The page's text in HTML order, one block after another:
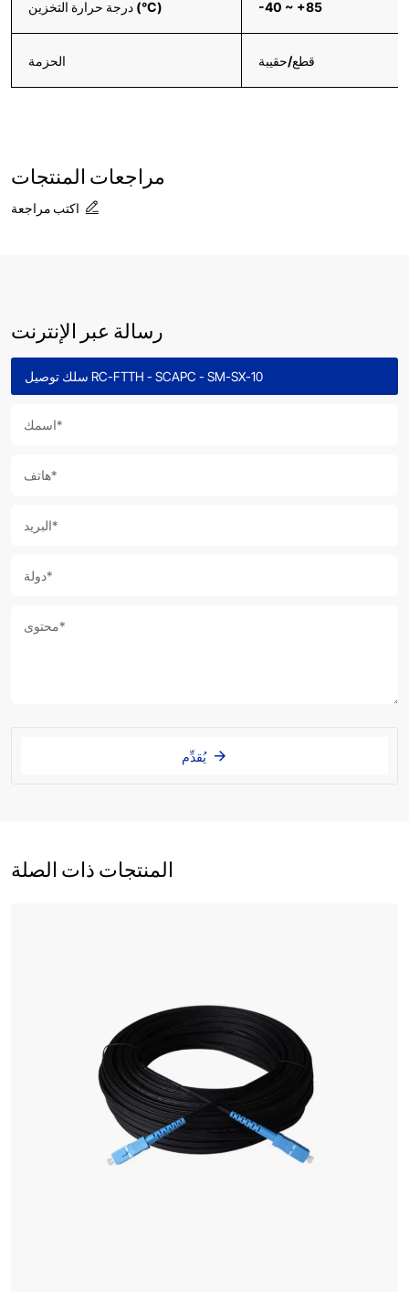
درجة حرارة التخزين (°C) -40 ~ +85
الحزمة قطع/حقيبة
مراجعات المنتجات
اكتب مراجعة
رسالة عبر الإنترنت
يُقدِّم
المنتجات ذات الصلة